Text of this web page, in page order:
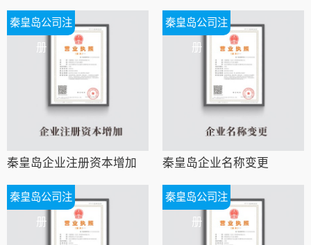
秦皇岛公司注
册
秦皇岛企业注册资本增加
秦皇岛公司注
册
秦皇岛企业名称变更
秦皇岛公司注
册
秦皇岛公司注
册